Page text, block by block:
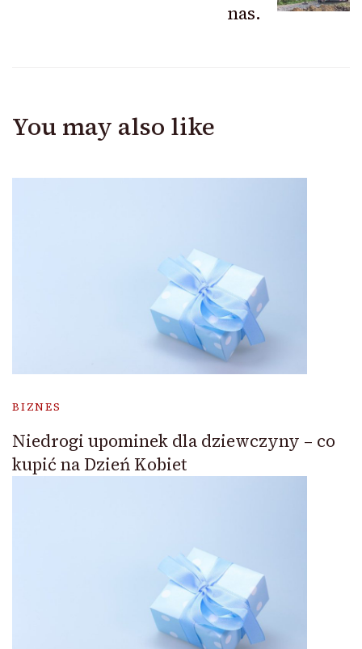
nas.
You may also like
BIZNES
Niedrogi upominek dla dziewczyny – co
kupić na Dzień Kobiet